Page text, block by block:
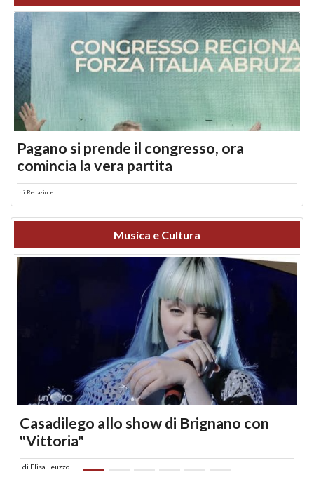
Pagano si prende il congresso, ora
comincia la vera partita
di Redazione
Musica e Cultura
Casadilego allo show di Brignano con
"Vittoria"
di Elisa Leuzzo